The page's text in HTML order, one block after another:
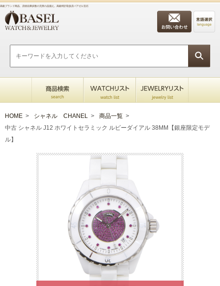
高級ブランド商品、店頭在庫多数の充実の品揃え。高級時計取扱店バアゼル宝石
HOME > シャネル CHANEL > 商品一覧 >
中古 シャネル J12 ホワイトセラミック ルビーダイアル 38MM【銀座限定モデ
ル】